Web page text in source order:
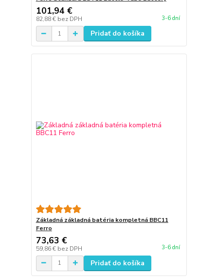
101,94 €
82,88 € bez DPH 3-6 dní
Pridať do košíka
Základná základná batéria kompletná BBC11
Ferro
73,63 €
59,86 € bez DPH 3-6 dní
Pridať do košíka